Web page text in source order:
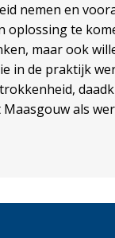
nemen en
oplossing te
maar ook
in de praktijk
als